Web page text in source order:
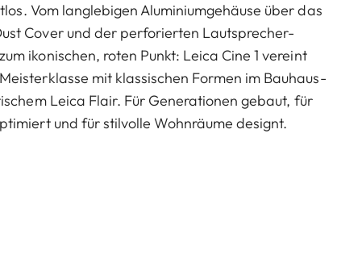
Vom langlebigen Aluminiumgehäuse über das
Cover und der perforierten Lautsprecher-
ikonischen, roten Punkt: Leica Cine 1 vereint
mit klassischen Formen im Bauhaus-
Leica Flair. Für Generationen gebaut, für
und für stilvolle Wohnräume designt.